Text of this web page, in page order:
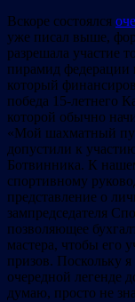
Вскоре состоялся
уже писал выше,
разрешала участие
пирамид федерации
который
победа 15-летнего
которой обычно
«Мой шахматный
допустили к
Ботвинника. К
спортивному
представление о
зампредседателя
позволяющее
мастера, чтобы его
призов. Поскольку
очередной легенде
думаю, просто не